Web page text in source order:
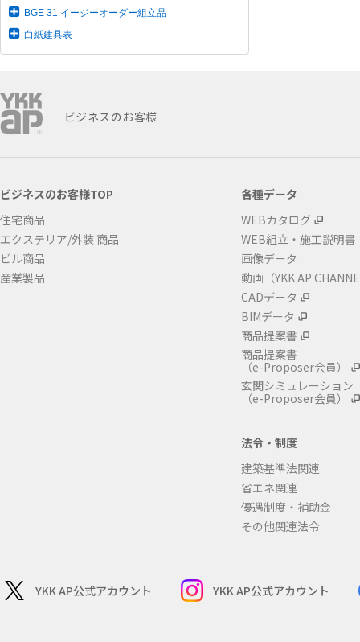
BGE 31 イージーオーダー組立品
白紙建具表
ビジネスのお客様
ビジネスのお客様TOP
住宅商品
エクステリア/外装 商品
ビル商品
産業製品
各種データ
WEBカタログ
WEB組立・施工説明書
画像データ
動画（YKK AP
CADデータ
BIMデータ
商品提案書
商品提案書
（e-Proposer会員）
玄関シミュレーション
（e-Proposer会員）
法令・制度
建築基準法関連
省エネ関連
優遇制度・補助金
その他関連法令
YKK AP公式アカウント YKK AP公式アカウント